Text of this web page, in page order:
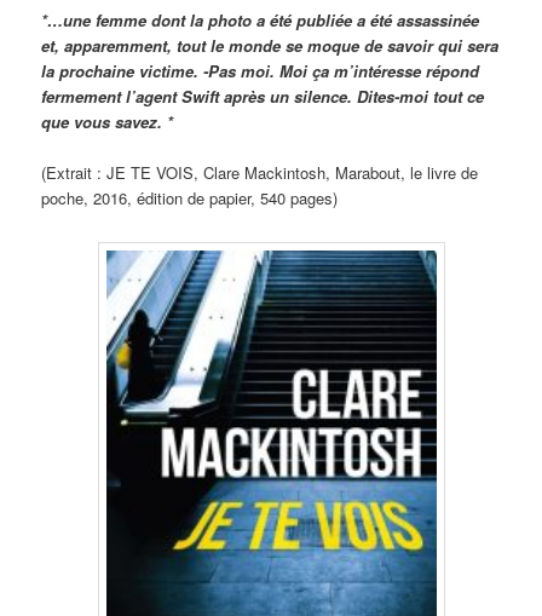
*…une femme dont la photo a été publiée a été assassinée
et,apparemment, tout le monde se moque de savoir qui sera
la prochaine victime. -Pas moi. Moi ça m’intéresse répond
fermement l’agent Swift après un silence. Dites-moi tout ce
que vous savez. *
(Extrait : JE TE VOIS, Clare Mackintosh, Marabout, le livre de
poche, 2016, édition de papier, 540 pages)